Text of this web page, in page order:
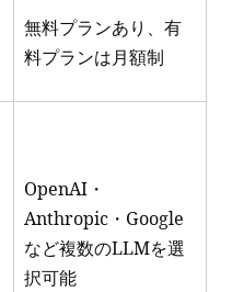
無料プランあり、有
料プランは月額制
OpenAI・
Anthropic・Google
など複数のLLMを選
択可能